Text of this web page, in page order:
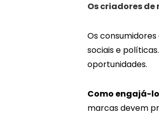
Os criadores de
Os
sociais e
oportunidades.
Como engajá-
marcas devem